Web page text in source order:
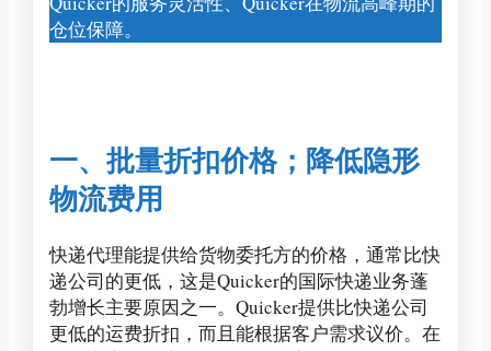
仓位保障。
一、批量折扣价格；降低隐形
物流费用
快递代理能提供给货物委托方的价格，通常比快
递公司的更低，这是Quicker的国际快递业务蓬
勃增长主要原因之一。Quicker提供比快递公司
更低的运费折扣，而且能根据客户需求议价。在